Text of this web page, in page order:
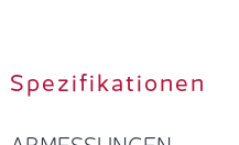
Spezifikationen